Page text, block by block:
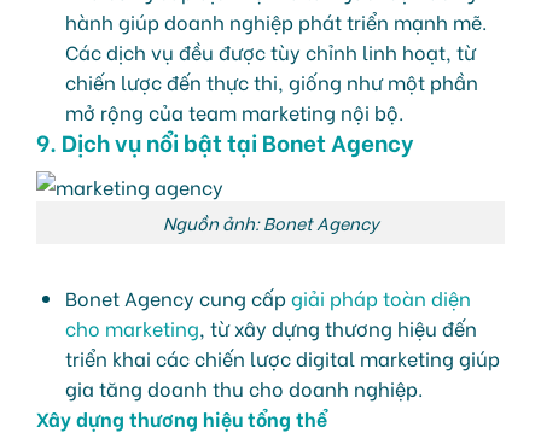
hành giúp doanh nghiệp phát triển mạnh mẽ.
Các dịch vụ đều được tùy chỉnh linh hoạt, từ
chiến lược đến thực thi, giống như một phần
mở rộng của team marketing nội bộ.
9. Dịch vụ nổi bật tại Bonet Agency
Nguồn ảnh: Bonet Agency
Bonet Agency cung cấpgiải pháp toàn diện
cho marketing , từ xây dựng thương hiệu đến
triển khai các chiến lược digital marketing giúp
gia tăng doanh thu cho doanh nghiệp.
Xây dựng thương hiệu tổng thể